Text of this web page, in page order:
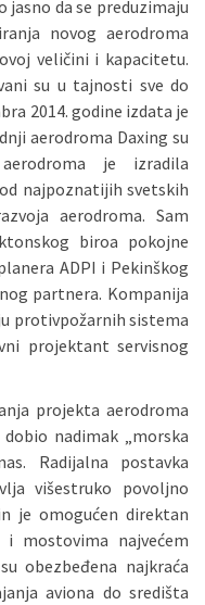
jasno da se preduzimaju
novog aerodroma
veličini i kapacitetu.
su u tajnosti sve do
2014. godine izdata je
aerodroma Daxing su
je izradila
najpoznatijih svetskih
aerodroma. Sam
biroa pokojne
ADPI i Pekinškog
partnera. Kompanija
protivpožarnih sistema
projektant servisnog
projekta aerodroma
nadimak „morska
Radijalna postavka
višestruko povoljno
je omogućen direktan
mostovima najvećem
obezbeđena najkraća
aviona do središta